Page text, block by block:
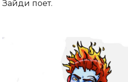
Зайди поет.